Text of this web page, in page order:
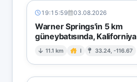
19:15:59 03.08.2026
Warner Springs'in 5 km
güneybatısında, Kaliforniya
11.1 km I 33.24, -116.67